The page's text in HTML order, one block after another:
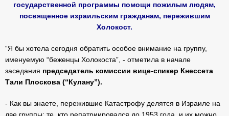
государственной программы помощи пожилым людям,
посвященное израильским гражданам, пережившим
Холокост.
“Я бы хотела сегодня обратить особое внимание на группу,
именуемую “беженцы Холокоста”, - отметила в начале
заседания председатель комиссии вице-спикер Кнессета
Тали Плоскова (“Кулану”).
- Как вы знаете, пережившие Катастрофу делятся в Израиле на